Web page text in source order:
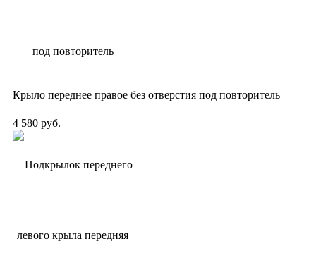
Крыло переднее правое без отверстия под повторитель
4 580 руб.